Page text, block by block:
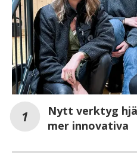
Nytt verktyg
mer innovativa